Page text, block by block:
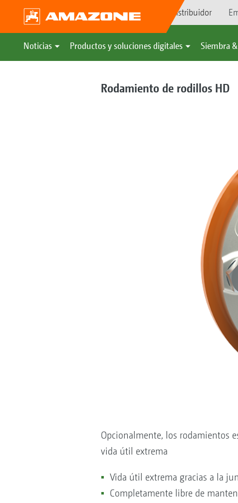
Búsqueda de distribuidor
Noticias Productos y soluciones digitales Siembra
Rodamiento de rodillos HD
Opcionalmente, los rodamientos
vida útil extrema
Vida útil extrema gracias a la
Completamente libre de